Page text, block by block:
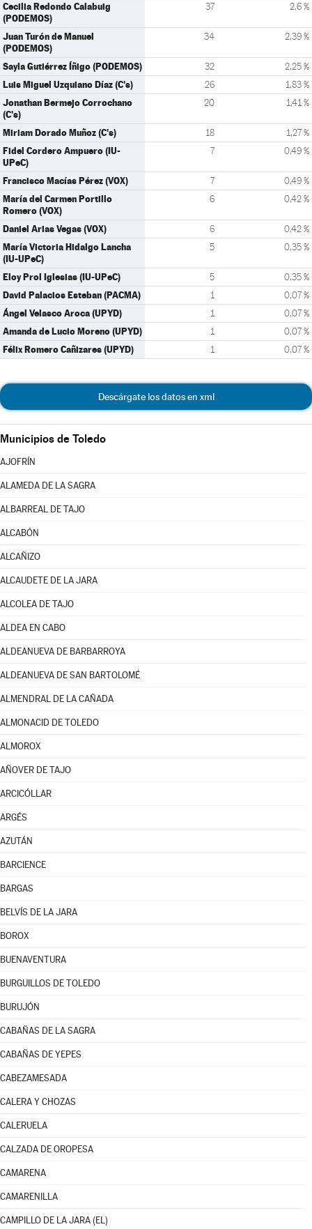
Cecilia Redondo Calabuig
(PODEMOS)
37 2,6 %
Juan Turón de Manuel
(PODEMOS)
34 2,39 %
Sayla Gutiérrez Íñigo (PODEMOS) 32 2,25 %
Luis Miguel Uzquiano Díaz (C's) 26 1,83 %
Jonathan Bermejo Corrochano
(C's)
20 1,41 %
Miriam Dorado Muñoz (C's) 18 1,27 %
Fidel Cordero Ampuero (IU-
UPeC)
7 0,49 %
Francisco Macías Pérez (VOX) 7 0,49 %
María del Carmen Portillo
Romero (VOX)
6 0,42 %
Daniel Arias Vegas (VOX) 6 0,42 %
María Victoria Hidalgo Lancha
(IU-UPeC)
5 0,35 %
Eloy Prol Iglesias (IU-UPeC) 5 0,35 %
David Palacios Esteban (PACMA) 1 0,07 %
Ángel Velasco Aroca (UPYD) 1 0,07 %
Amanda de Lucio Moreno (UPYD) 1 0,07 %
Félix Romero Cañizares (UPYD) 1 0,07 %
Descárgate los datos en xml
Municipios de Toledo
AJOFRÍN
ALAMEDA DE LA SAGRA
ALBARREAL DE TAJO
ALCABÓN
ALCAÑIZO
ALCAUDETE DE LA JARA
ALCOLEA DE TAJO
ALDEA EN CABO
ALDEANUEVA DE BARBARROYA
ALDEANUEVA DE SAN BARTOLOMÉ
ALMENDRAL DE LA CAÑADA
ALMONACID DE TOLEDO
ALMOROX
AÑOVER DE TAJO
ARCICÓLLAR
ARGÉS
AZUTÁN
BARCIENCE
BARGAS
BELVÍS DE LA JARA
BOROX
BUENAVENTURA
BURGUILLOS DE TOLEDO
BURUJÓN
CABAÑAS DE LA SAGRA
CABAÑAS DE YEPES
CABEZAMESADA
CALERA Y CHOZAS
CALERUELA
CALZADA DE OROPESA
CAMARENA
CAMARENILLA
CAMPILLO DE LA JARA (EL)